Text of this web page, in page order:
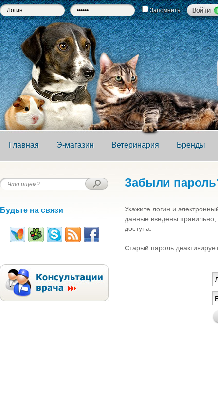
Запомнить
Главная Э-магазин Ветеринария Бренды
Будьте на связи
Забыли
Укажите логин и
данные введены
доступа.
Старый пароль